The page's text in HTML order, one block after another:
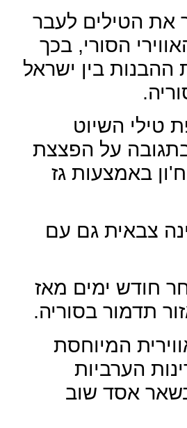
את הטילים לעבר
הסורי, בכך
בין ישראל
השיוט
על הפצצת
באמצעות גז
צבאית גם עם
חודש ימים מאז
תדמור בסוריה.
המיוחסת
הערביות
אסד שוב